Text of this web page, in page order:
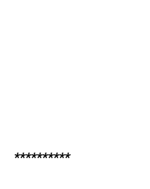
**********